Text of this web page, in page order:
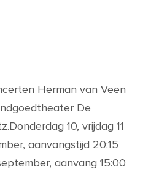
Herman van Veen
De
10, vrijdag 11
aanvangstijd 20:15
aanvang 15:00